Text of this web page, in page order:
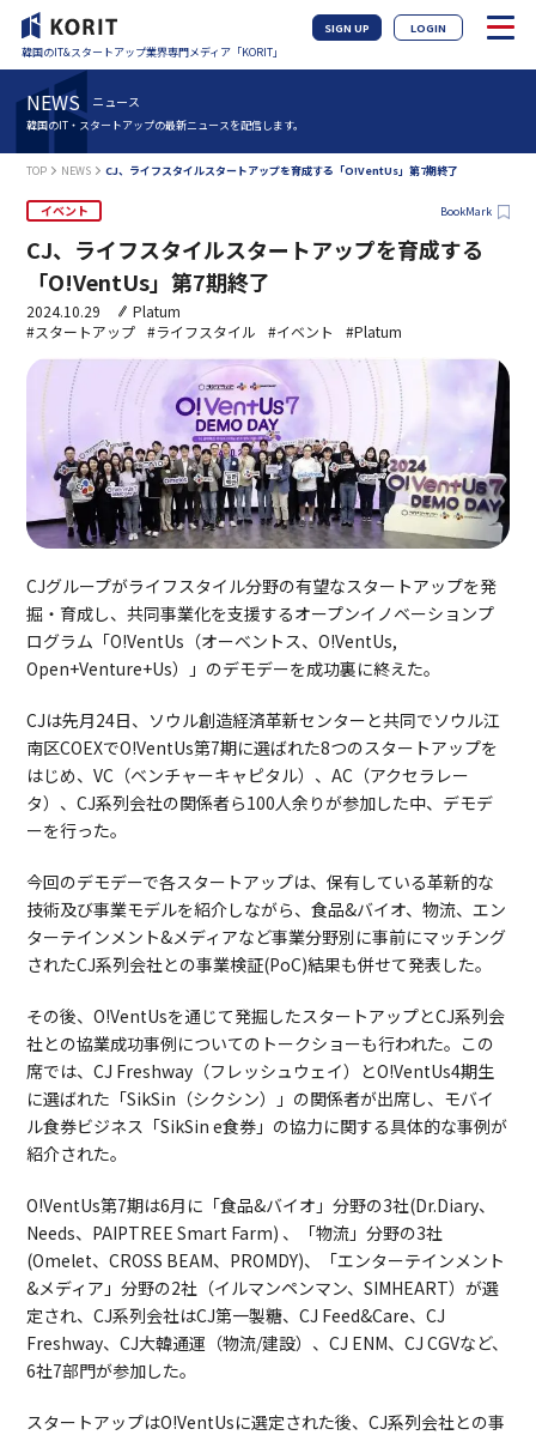
韓国のIT&スタートアップ業界専門メディア「KORIT」
SIGN UP LOGIN
NEWS ニュース
韓国のIT・スタートアップの最新ニュースを配信します。
TOP NEWS CJ、ライフスタイルスタートアップを育成する「O!VentUs」第7期終了
イベント BookMark
CJ、ライフスタイルスタートアップを育成する
「O!VentUs」第7期終了
2024.10.29
Platum
#スタートアップ
#ライフスタイル #イベント #Platum
CJグループがライフスタイル分野の有望なスタートアップを発
掘・育成し、共同事業化を支援するオープンイノベーションプ
ログラム「O!VentUs（オーベントス、O!VentUs,
Open+Venture+Us）」のデモデーを成功裏に終えた。
CJは先月24日、ソウル創造経済革新センターと共同でソウル江
南区COEXでO!VentUs第7期に選ばれた8つのスタートアップを
はじめ、VC（ベンチャーキャピタル）、AC（アクセラレー
タ）、CJ系列会社の関係者ら100人余りが参加した中、デモデ
ーを行った。
今回のデモデーで各スタートアップは、保有している革新的な
技術及び事業モデルを紹介しながら、食品&バイオ、物流、エン
ターテインメント&メディアなど事業分野別に事前にマッチング
されたCJ系列会社との事業検証(PoC)結果も併せて発表した。
その後、O!VentUsを通じて発掘したスタートアップとCJ系列会
社との協業成功事例についてのトークショーも行われた。この
席では、CJ Freshway（フレッシュウェイ）とO!VentUs4期生
に選ばれた「SikSin（シクシン）」の関係者が出席し、モバイ
ル食券ビジネス「SikSin e食券」の協力に関する具体的な事例が
紹介された。
O!VentUs第7期は6月に「食品&バイオ」分野の3社(Dr.Diary、
Needs、PAIPTREE Smart Farm) 、「物流」分野の3社
(Omelet、CROSS BEAM、PROMDY)、「エンターテインメント
&メディア」分野の2社（イルマンペンマン、SIMHEART）が選
定され、CJ系列会社はCJ第一製糖、CJ Feed&Care、CJ
Freshway、CJ大韓通運（物流/建設）、CJ ENM、CJ CGVなど、
6社7部門が参加した。
スタートアップはO!VentUsに選定された後、CJ系列会社との事